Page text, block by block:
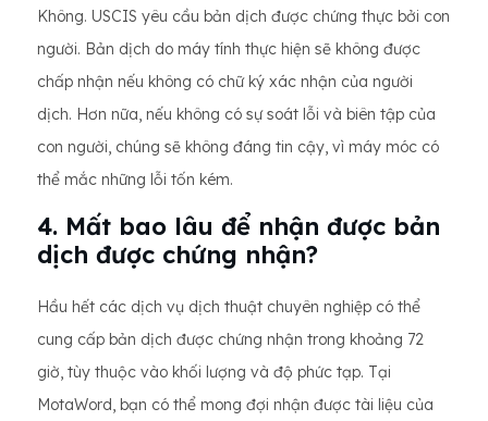
Không. USCIS yêu cầu bản dịch được chứng thực bởi con
người. Bản dịch do máy tính thực hiện sẽ không được
chấp nhận nếu không có chữ ký xác nhận của người
dịch. Hơn nữa, nếu không có sự soát lỗi và biên tập của
con người, chúng sẽ không đáng tin cậy, vì máy móc có
thể mắc những lỗi tốn kém.
4. Mất bao lâu để nhận được bản
dịch được chứng nhận?
Hầu hết các dịch vụ dịch thuật chuyên nghiệp có thể
cung cấp bản dịch được chứng nhận trong khoảng 72
giờ, tùy thuộc vào khối lượng và độ phức tạp. Tại
MotaWord, bạn có thể mong đợi nhận được tài liệu của